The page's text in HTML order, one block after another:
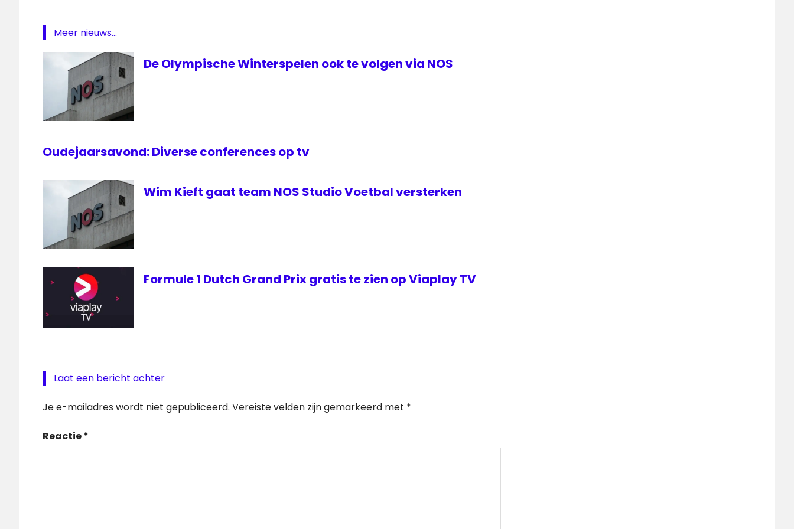
Zandvoort
Meer nieuws...
De Olympische Winterspelen ook te volgen via NOS
Oudejaarsavond: Diverse conferences op tv
Wim Kieft gaat team NOS Studio Voetbal versterken
Formule 1 Dutch Grand Prix gratis te zien op Viaplay TV
Laat een bericht achter
Je e-mailadres wordt niet gepubliceerd. Vereiste velden zijn gemarkeerd met *
Reactie*